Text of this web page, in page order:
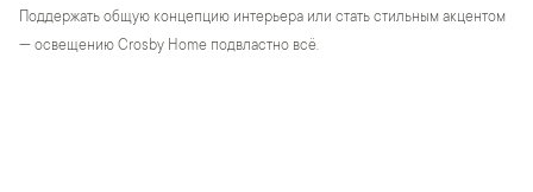
Поддержать общую концепцию интерьера или стать стильным акцентом
— освещению Crosby Home подвластно всё.